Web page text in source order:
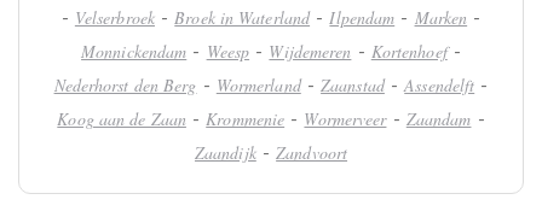
- Velserbroek-Broek in Waterland-Ilpendam - Marken -
Monnickendam - Weesp - Wijdemeren - Kortenhoef-
Nederhorst den Berg - Wormerland-Zaanstad-Assendelft -
Koog aan de Zaan -Krommenie - Wormerveer- Zaandam -
Zaandijk-Zandvoort